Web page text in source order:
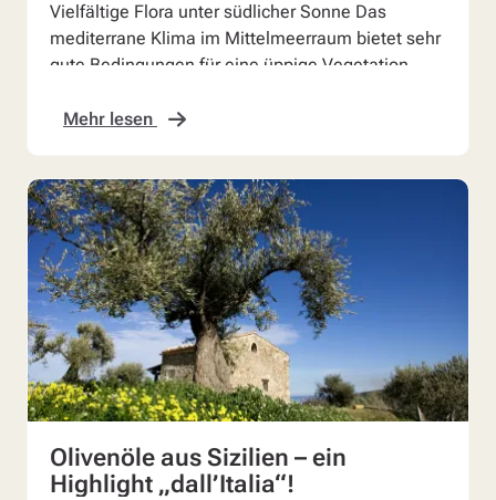
Vielfältige Flora unter südlicher Sonne Das
mediterrane Klima im Mittelmeerraum bietet sehr
gute Bedingungen für eine üppige Vegetation.
Mehr lesen
Olivenöle aus Sizilien – ein
Highlight „dall’Italia“!